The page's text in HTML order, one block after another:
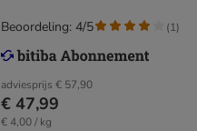
adviesprijs € 57,90
€ 47,99
€ 4,00 / kg
Beoordeling: 4/5 (1)